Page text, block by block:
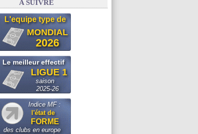
A SUIVRE
L'equipe type de
MONDIAL
2026
Le meilleur effectif
LIGUE 1
saison
2025-26
Indice MF :
l'état de
FORME
des clubs en europe